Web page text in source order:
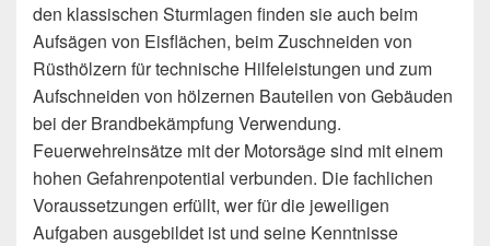
den klassischen Sturmlagen finden sie auch beim
Aufsägen von Eisflächen, beim Zuschneiden von
Rüsthölzern für technische Hilfeleistungen und zum
Aufschneiden von hölzernen Bauteilen von Gebäuden
bei der Brandbekämpfung Verwendung.
Feuerwehreinsätze mit der Motorsäge sind mit einem
hohen Gefahrenpotential verbunden. Die fachlichen
Voraussetzungen erfüllt, wer für die jeweiligen
Aufgaben ausgebildet ist und seine Kenntnisse